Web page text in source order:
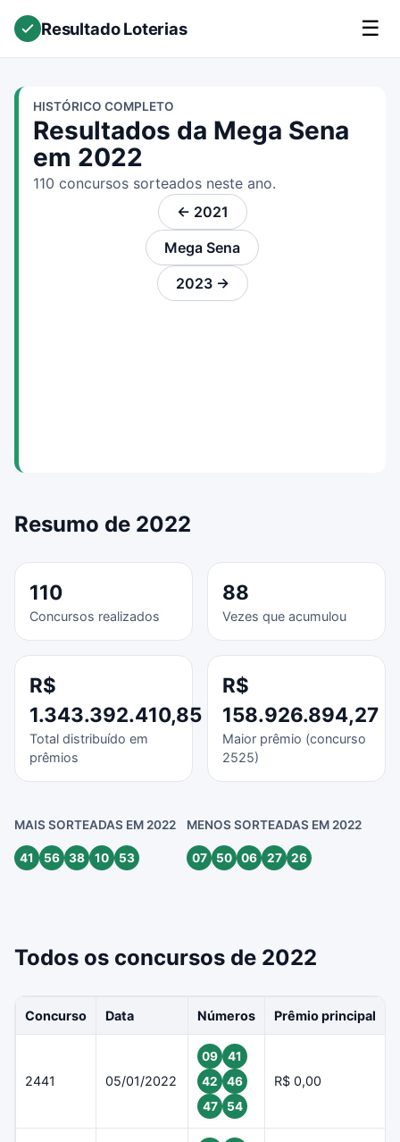
Resultado Loterias ☰
HISTÓRICO COMPLETO
Resultados da Mega Sena
em 2022
110 concursos sorteados neste ano.
← 2021
Mega Sena
2023 →
Resumo de 2022
110
Concursos realizados
88
Vezes que acumulou
R$
1.343.392.410,85
Total distribuído em
prêmios
R$
158.926.894,27
Maior prêmio (concurso
2525)
MAIS SORTEADAS EM 2022
41 56 38 10 53
MENOS SORTEADAS EM 2022
07 50 06 27 26
Todos os concursos de 2022
Concurso Data Números Prêmio principal
2441 05/01/2022
09
41
42
46
47
54
R$ 0,00